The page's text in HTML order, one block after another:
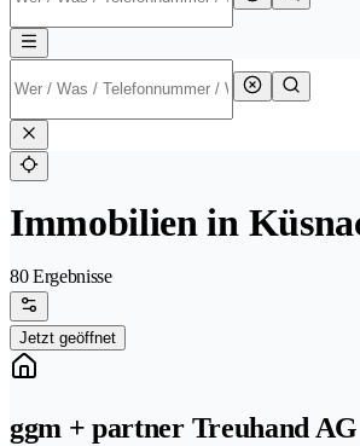
Immobilien in
80 Ergebnisse
Jetzt geöffnet
ggm + partner Treuhand AG